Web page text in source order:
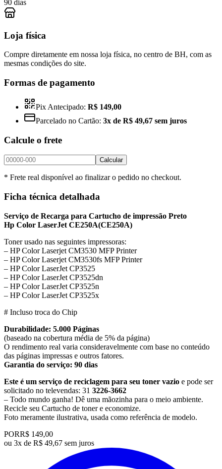
90 dias
Loja física
Compre diretamente em nossa loja física, no centro de BH, com as
mesmas condições do site.
Formas de pagamento
Pix Antecipado: R$ 149,00
Parcelado no Cartão: 3x de R$ 49,67 sem juros
Calcule o frete
Calcular
* Frete real disponível ao finalizar o pedido no checkout.
Ficha técnica detalhada
Serviço de Recarga para Cartucho de impressão Preto
Hp Color LaserJet CE250A(CE250A)
Toner usado nas seguintes impressoras:
– HP Color Laserjet CM3530 MFP Printer
– HP Color Laserjet CM3530fs MFP Printer
– HP Color LaserJet CP3525
– HP Color LaserJet CP3525dn
– HP Color LaserJet CP3525n
– HP Color LaserJet CP3525x
# Incluso troca do Chip
Durabilidade: 5.000 Páginas
(baseado na cobertura média de 5% da página)
O rendimento real varia consideravelmente com base no conteúdo
das páginas impressas e outros fatores.
Garantia do serviço: 90 dias
Este é um serviço de reciclagem para seu toner vazio e pode ser
solicitado no televendas: 31 3226-3662
– Todo mundo ganha! Dê uma mãozinha para o meio ambiente.
Recicle seu Cartucho de toner e economize.
​Foto meramente ilustrativa, usada como referência de modelo.
PORR$ 149,00
ou 3x de R$ 49,67 sem juros